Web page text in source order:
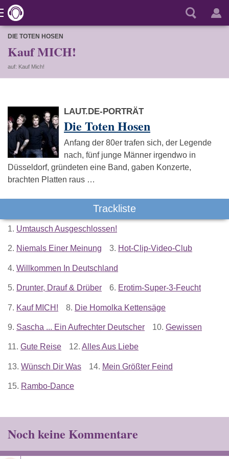
DIE TOTEN HOSEN
Kauf MICH!
auf: Kauf Mich!
LAUT.DE-PORTRÄT
Die Toten Hosen
Anfang der 80er trafen sich, der Legende
nach, fünf junge Männer irgendwo in
Düsseldorf, gründeten eine Band, gaben Konzerte,
brachten Platten raus …
Trackliste
1. Umtausch Ausgeschlossen!
2. Niemals Einer Meinung 3. Hot-Clip-Video-Club
4. Willkommen In Deutschland
5. Drunter, Drauf & Drüber 6. Erotim-Super-3-Feucht
7. Kauf MICH! 8. Die Homolka Kettensäge
9. Sascha ... Ein Aufrechter Deutscher 10. Gewissen
11. Gute Reise 12. Alles Aus Liebe
13. Wünsch Dir Was 14. Mein Größter Feind
15. Rambo-Dance
Noch keine Kommentare